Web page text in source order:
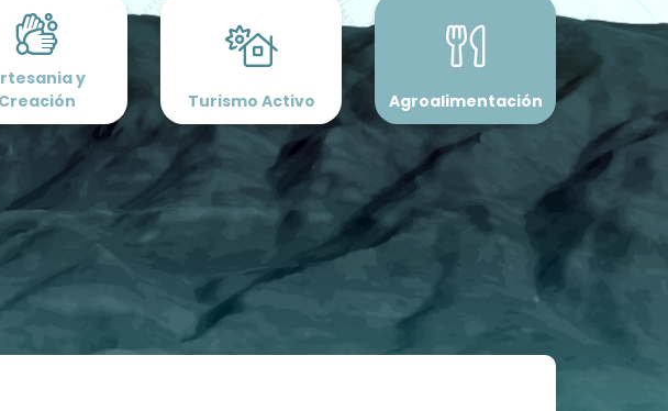
y
Creación
Turismo Activo Agroalimentación